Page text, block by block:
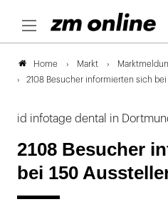
Home Markt
2108 Besucher informierten sich bei
id infotage dental in
2108 Besucher
bei 150